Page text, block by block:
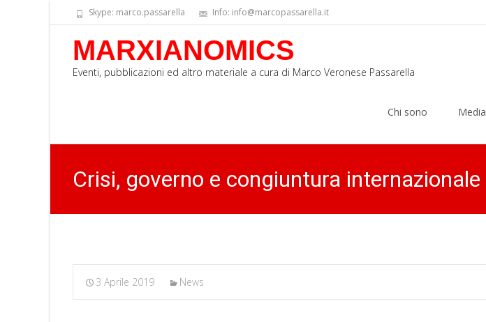
Skype: marco.passarella Info: info@marcopassarella.it
MARXIANOMICS
Eventi, pubblicazioni ed altro materiale a cura di Marco Veronese Passarella
Chi sono Media
Crisi, governo e congiuntura internazionale
3 Aprile 2019 News